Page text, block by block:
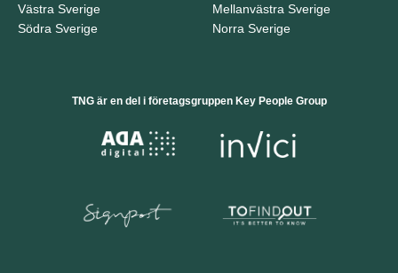
Västra Sverige
Södra Sverige
Mellanvästra Sverige
Norra Sverige
TNG är en del i företagsgruppen Key People Group